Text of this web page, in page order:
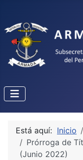
Está aquí: Inicio
Prórroga de
(Junio 2022)